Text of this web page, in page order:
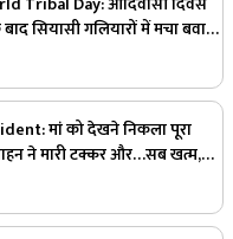
सियासी गलियारों में मचा बवाल,
भड़के विपक्षी नेता
मां को देखने निकला पूरा
ने मारी टक्कर और…सब खत्म,